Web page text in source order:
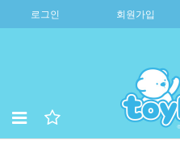
로그인 회원가입